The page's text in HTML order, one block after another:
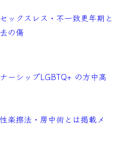
セックスレス・不一致更年期と
の傷
ーシップLGBTQ+ の方中高
性楽擦法・房中術とは掲載メ